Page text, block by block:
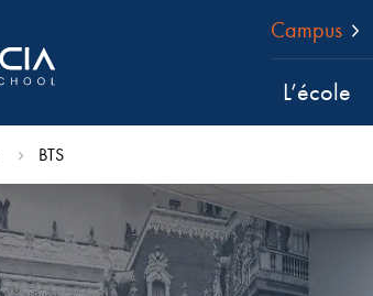
Campus
L’école
BTS